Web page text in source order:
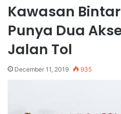
Kawasan
Punya Dua
Jalan Tol
December 11, 2019 935